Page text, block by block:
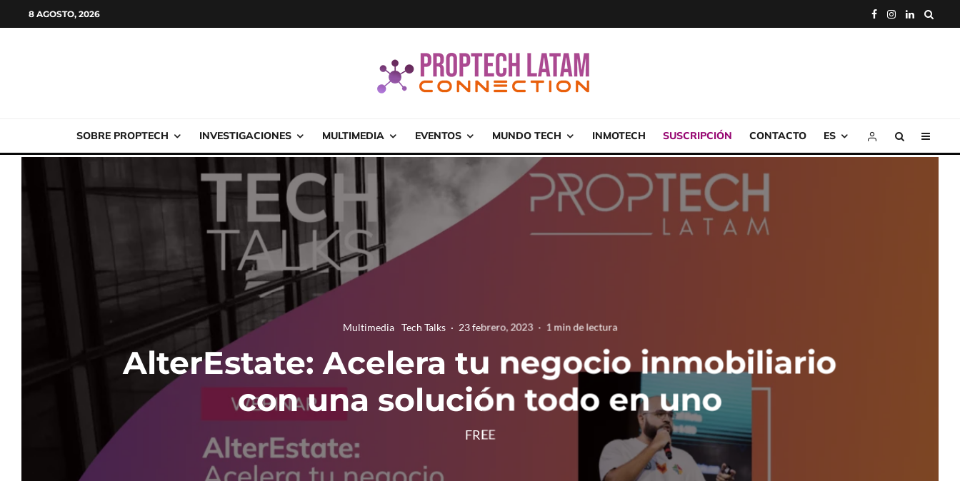
8 AGOSTO, 2026
SOBRE PROPTECH INVESTIGACIONES MULTIMEDIA EVENTOS MUNDO TECH INMOTECH SUSCRIPCIÓN CONTACTO ES
Multimedia Tech Talks · 23 febrero, 2023 · 1 min de lectura
AlterEstate: Acelera tu negocio inmobiliario
con una solución todo en uno
FREE